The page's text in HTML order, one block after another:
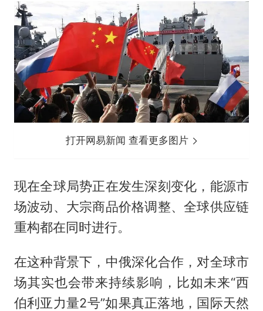
打开网易新闻 查看更多图片
现在全球局势正在发生深刻变化，能源市
场波动、大宗商品价格调整、全球供应链
重构都在同时进行。
在这种背景下，中俄深化合作，对全球市
场其实也会带来持续影响，比如未来“西
伯利亚力量2号”如果真正落地，国际天然